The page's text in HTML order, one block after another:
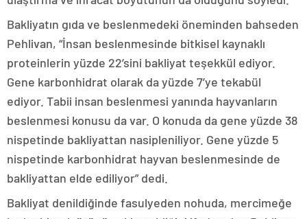
Bakliyatın gıda ve beslenmedeki öneminden bahseden
Pehlivan, “İnsan beslenmesinde bitkisel kaynaklı
proteinlerin yüzde 22’sini bakliyat teşekkül ediyor.
Gene karbonhidrat olarak da yüzde 7’ye tekabül
ediyor. Tabii insan beslenmesi yanında hayvanların
beslenmesi konusu da var. O konuda da gene yüzde 38
nispetinde bakliyattan nasipleniliyor. Gene yüzde 5
nispetinde karbonhidrat hayvan beslenmesinde de
bakliyattan elde ediliyor” dedi.
Bakliyat denildiğinde fasulyeden nohuda, mercimeğe